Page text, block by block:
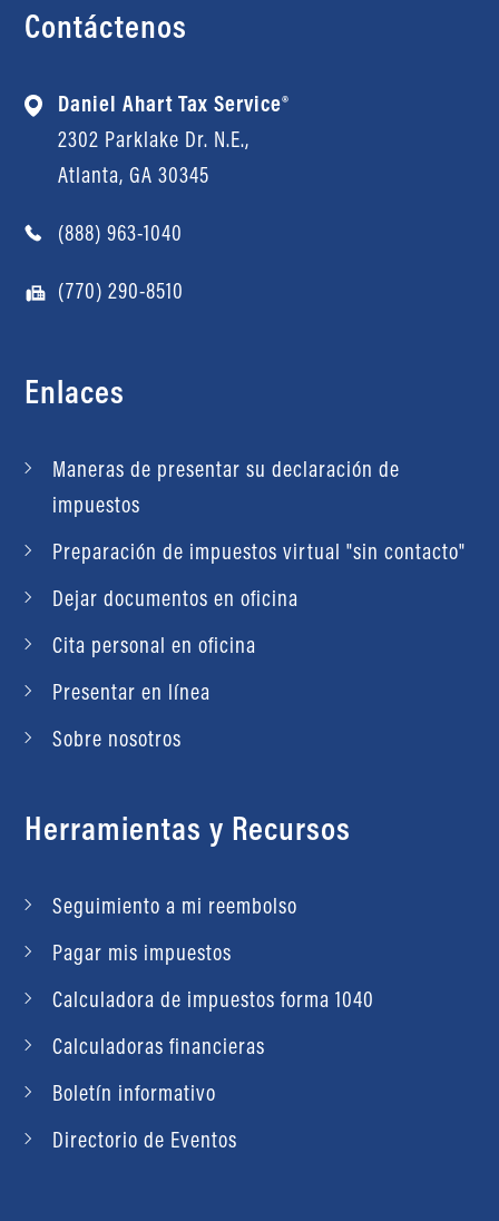
Contáctenos
Daniel Ahart Tax Service®
2302 Parklake Dr. N.E.,
Atlanta, GA 30345
(888) 963-1040
(770) 290-8510
Enlaces
Maneras de presentar su declaración de
impuestos
Preparación de impuestos virtual "sin contacto"
Dejar documentos en oficina
Cita personal en oficina
Presentar en línea
Sobre nosotros
Herramientas y Recursos
Seguimiento a mi reembolso
Pagar mis impuestos
Calculadora de impuestos forma 1040
Calculadoras financieras
Boletín informativo
Directorio de Eventos